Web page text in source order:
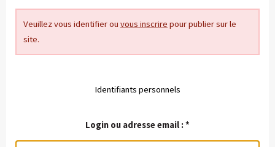
Veuillez vous identifier ou vous inscrire pour publier sur le
site.
Identifiants personnels
Login ou adresse email :*